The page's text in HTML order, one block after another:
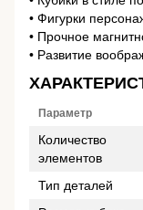
• Фигурки
• Прочное
• Развитие
Параметр
Количество
элементов
Тип деталей